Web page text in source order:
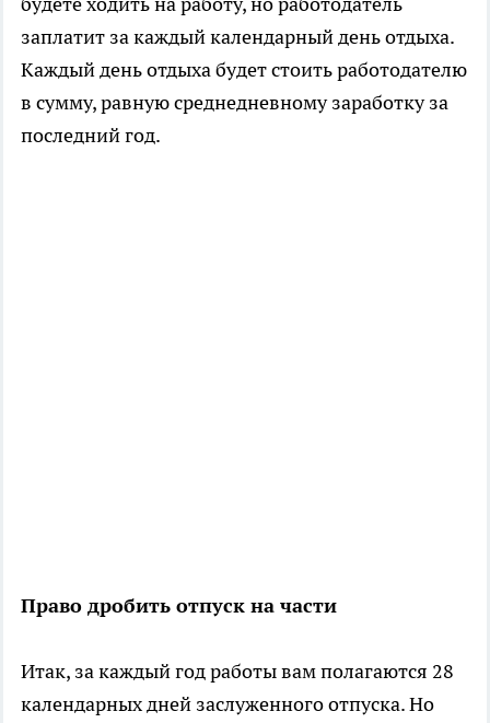
заплатит за каждый календарный день отдыха.
Каждый день отдыха будет стоить работодателю
в сумму, равную среднедневному заработку за
последний год.
Право дробить отпуск на части
Итак, за каждый год работы вам полагаются 28
календарных дней заслуженного отпуска. Но